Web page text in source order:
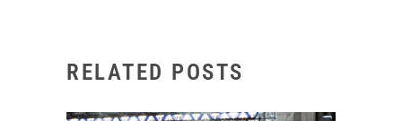
RELATED POSTS